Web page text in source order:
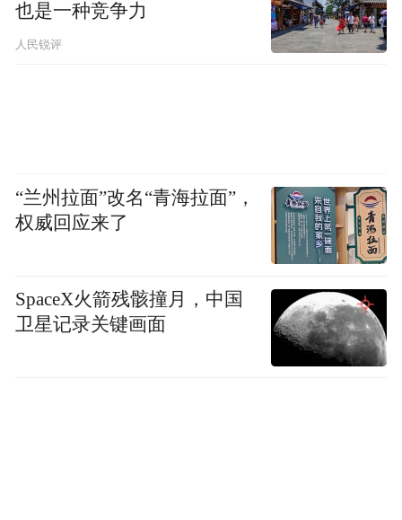
也是一种竞争力
人民锐评
“兰州拉面”改名“青海拉面”，
权威回应来了
SpaceX火箭残骸撞月，中国
卫星记录关键画面